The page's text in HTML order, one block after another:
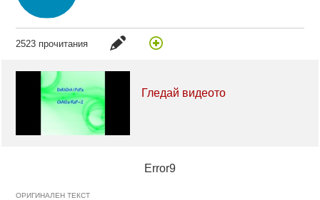
2523 прочитания
Гледай видеото
Error9
ОРИГИНАЛЕН ТЕКСТ